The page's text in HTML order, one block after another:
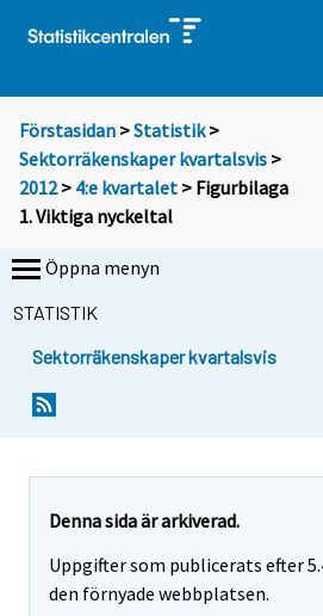
Förstasidan >Statistik >
Sektorräkenskaper kvartalsvis >
2012> 4:e kvartalet > Figurbilaga
1. Viktiga nyckeltal
Öppna menyn
STATISTIK
Sektorräkenskaper kvartalsvis
Denna sida är arkiverad.
Uppgifter som publicerats efter
den förnyade webbplatsen.